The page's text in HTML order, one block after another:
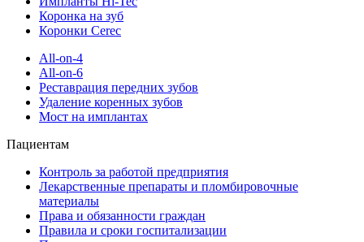
Коронка на зуб
Коронки Cerec
All-on-4
All-on-6
Реставрация передних зубов
Удаление коренных зубов
Мост на имплантах
Пациентам
Контроль за работой предприятия
Лекарственные препараты и пломбировочные
материалы
Права и обязанности граждан
Правила и сроки госпитализации